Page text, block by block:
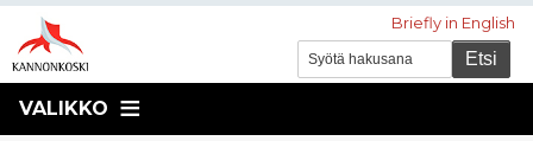
Briefly in English
VALIKKO